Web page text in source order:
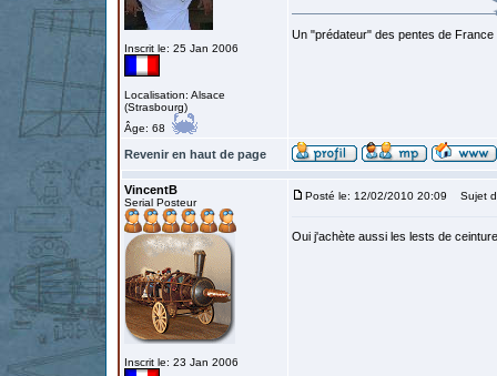
Inscrit le: 25 Jan 2006
Localisation: Alsace
(Strasbourg)
Âge: 68
Un "prédateur" des pentes de
Revenir en haut de page
VincentB
Serial Posteur
Inscrit le: 23 Jan 2006
Posté le: 12/02/2010 20:09 Sujet
Oui j'achète aussi les lests de